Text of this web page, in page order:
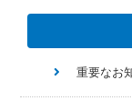
重要なお